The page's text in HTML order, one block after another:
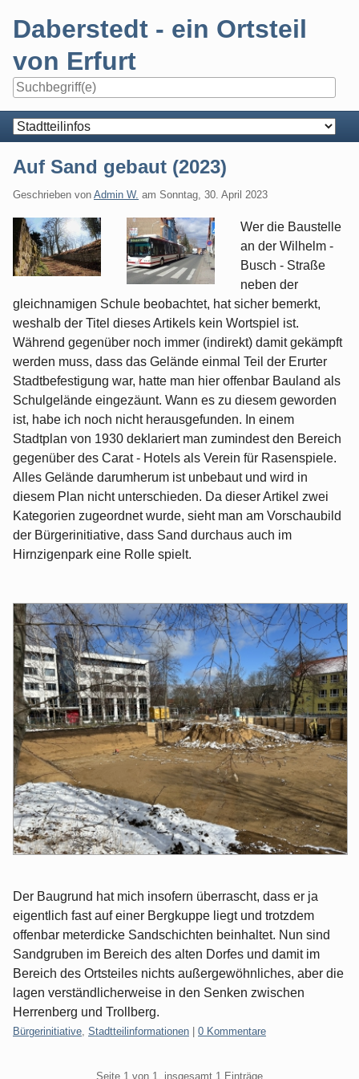
Daberstedt - ein Ortsteil
von Erfurt
Navigation
Auf Sand gebaut (2023)
Geschrieben von Admin W. am Sonntag, 30. April 2023
Wer die Baustelle
an der Wilhelm -
Busch - Straße
neben der
gleichnamigen Schule beobachtet, hat sicher bemerkt,
weshalb der Titel dieses Artikels kein Wortspiel ist.
Während gegenüber noch immer (indirekt) damit gekämpft
werden muss, dass das Gelände einmal Teil der Erurter
Stadtbefestigung war, hatte man hier offenbar Bauland als
Schulgelände eingezäunt. Wann es zu diesem geworden
ist, habe ich noch nicht herausgefunden. In einem
Stadtplan von 1930 deklariert man zumindest den Bereich
gegenüber des Carat - Hotels als Verein für Rasenspiele.
Alles Gelände darumherum ist unbebaut und wird in
diesem Plan nicht unterschieden. Da dieser Artikel zwei
Kategorien zugeordnet wurde, sieht man am Vorschaubild
der Bürgerinitiative, dass Sand durchaus auch im
Hirnzigenpark eine Rolle spielt.
Der Baugrund hat mich insofern überrascht, dass er ja
eigentlich fast auf einer Bergkuppe liegt und trotzdem
offenbar meterdicke Sandschichten beinhaltet. Nun sind
Sandgruben im Bereich des alten Dorfes und damit im
Bereich des Ortsteiles nichts außergewöhnliches, aber die
lagen verständlicherweise in den Senken zwischen
Herrenberg und Trollberg.
Kategorien:
Bürgerinitiative Stadtteilinformationen 0 Kommentare
Seite 1 von 1, insgesamt 1 Einträge